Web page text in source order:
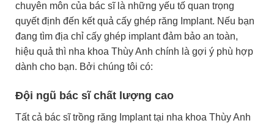
chuyên môn của bác sĩ là những yếu tố quan trọng
quyết định đến kết quả cấy ghép răng Implant. Nếu bạn
đang tìm địa chỉ cấy ghép implant đảm bảo an toàn,
hiệu quả thì nha khoa Thùy Anh chính là gợi ý phù hợp
dành cho bạn. Bởi chúng tôi có:
Đội ngũ bác sĩ chất lượng cao
Tất cả bác sĩ trồng răng Implant tại nha khoa Thùy Anh